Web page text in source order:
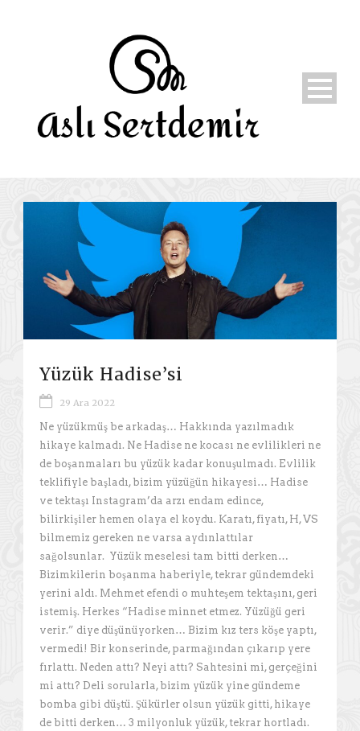
Yüzük Hadise’si
29 Ara 2022
Ne yüzükmüş be arkadaş… Hakkında yazılmadık
hikaye kalmadı. Ne Hadise ne kocası ne evlilikleri ne
de boşanmaları bu yüzük kadar konuşulmadı. Evlilik
teklifiyle başladı, bizim yüzüğün hikayesi… Hadise
ve tektaşı Instagram’da arzı endam edince,
bilirkişiler hemen olaya el koydu. Karatı, fiyatı, H, VS
bilmemiz gereken ne varsa aydınlattılar
sağolsunlar. Yüzük meselesi tam bitti derken…
Bizimkilerin boşanma haberiyle, tekrar gündemdeki
yerini aldı. Mehmet efendi o muhteşem tektaşını, geri
istemiş. Herkes “Hadise minnet etmez. Yüzüğü geri
verir.” diye düşünüyorken… Bizim kız ters köşe yaptı,
vermedi! Bir konserinde, parmağından çıkarıp yere
fırlattı. Neden attı? Neyi attı? Sahtesini mi, gerçeğini
mi attı? Deli sorularla, bizim yüzük yine gündeme
bomba gibi düştü. Şükürler olsun yüzük gitti, hikaye
de bitti derken… 3 milyonluk yüzük, tekrar hortladı.